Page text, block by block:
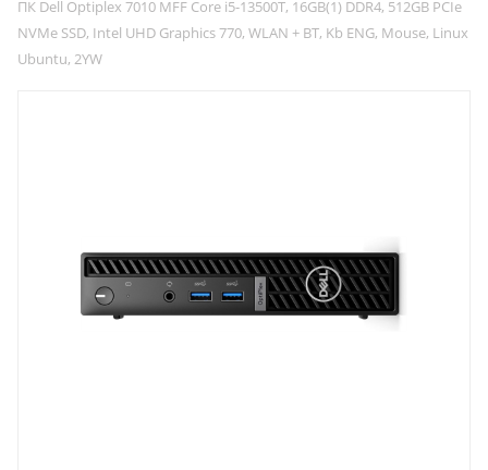
ПК Dell Optiplex 7010 MFF Core i5-13500T, 16GB(1) DDR4, 512GB PCIe
NVMe SSD, Intel UHD Graphics 770, WLAN + BT, Kb ENG, Mouse, Linux
Ubuntu, 2YW